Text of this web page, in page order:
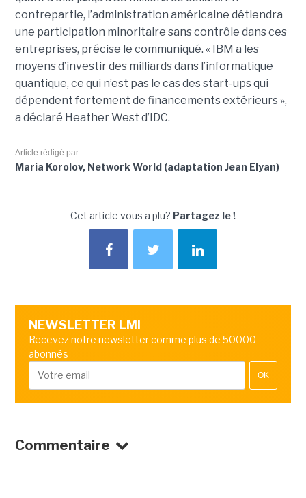
contrepartie, l’administration américaine détiendra
une participation minoritaire sans contrôle dans ces
entreprises, précise le communiqué. « IBM a les
moyens d’investir des milliards dans l’informatique
quantique, ce qui n’est pas le cas des start-ups qui
dépendent fortement de financements extérieurs »,
a déclaré Heather West d’IDC.
Article rédigé par
Maria Korolov, Network World (adaptation Jean Elyan)
Cet article vous a plu? Partagez le !
NEWSLETTER LMI
Recevez notre newsletter comme plus de 50000
abonnés
OK
Commentaire